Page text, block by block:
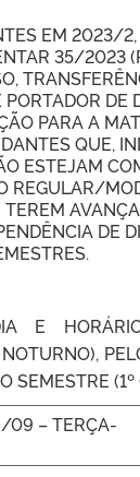
EM 2023/
35/2023
PORTADOR DE
PARA A
QUE,
ESTEJAM
REGULAR/
DE
E
SEMESTRE (1º
09 – TERÇA-